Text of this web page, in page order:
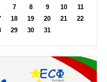
7 8 9 10
11
18 19 20 21
22
29 30 31